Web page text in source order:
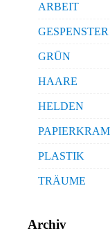
ARBEIT
GESPENSTER
GRÜN
HAARE
HELDEN
PAPIERKRAM
PLASTIK
TRÄUME
Archiv